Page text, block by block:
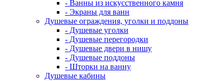
- Ванны из искусственного камня
- Экраны для ванн
Душевые ограждения, уголки и поддоны
- Душевые уголки
- Душевые перегородки
- Душевые двери в нишу
- Душевые поддоны
- Шторки на ванну
Душевые кабины